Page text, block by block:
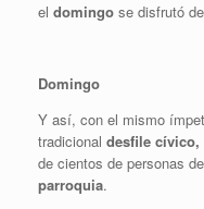
el domingo se disfrutó
Domingo
Y así, con el mismo
tradicional desfile cívico,
de cientos de personas
parroquia.